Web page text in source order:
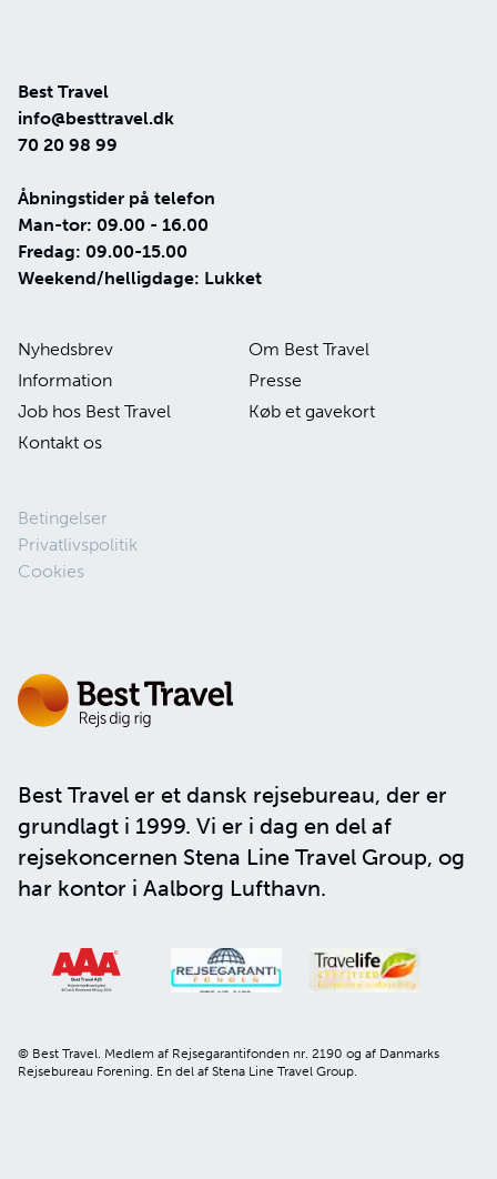
Best Travel er et dansk rejsebureau, der er
grundlagt i 1999. Vi er i dag en del af
rejsekoncernen Stena Line Travel Group, og
har kontor i Aalborg Lufthavn.
© Best Travel. Medlem af Rejsegarantifonden nr. 2190 og af Danmarks
Rejsebureau Forening. En del af Stena Line Travel Group.
Best Travel
info@besttravel.dk
70 20 98 99
Åbningstider på telefon
Man-tor: 09.00 - 16.00
Fredag: 09.00-15.00
Weekend/helligdage: Lukket
Nyhedsbrev
Om Best Travel
Information
Presse
Job hos Best Travel
Køb et gavekort
Kontakt os
Betingelser
Privatlivspolitik
Cookies